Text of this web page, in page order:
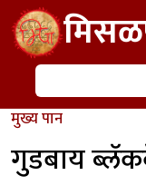
Skip to main content
शोध
मुख्य पान
गुडबाय